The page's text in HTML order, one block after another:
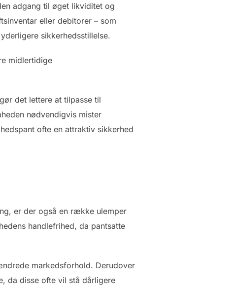
adgang til øget likviditet og
eller debitorer – som
sikkerhedsstillelse.
midlertidige
det lettere at tilpasse til
nødvendigvis mister
ofte en attraktiv sikkerhed
er der også en række ulemper
handlefrihed, da pantsatte
markedsforhold. Derudover
da disse ofte vil stå dårligere